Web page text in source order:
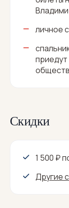
личное
Скидки
1 500 ₽
Другие